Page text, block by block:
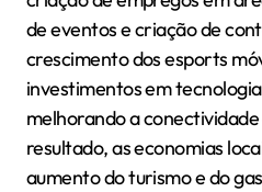
de eventos e criação de
crescimento dos esports
investimentos em
melhorando a
resultado, as economias
aumento do turismo e do